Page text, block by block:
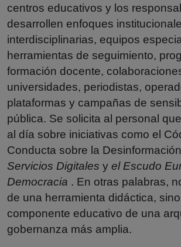
centros educativos y los
desarrollen enfoques
interdisciplinarias, equipos
herramientas de seguimiento,
formación docente,
universidades, periodistas,
plataformas y campañas de
pública. Se solicita al personal
al día sobre iniciativas como el
Conducta sobre la
Servicios Digitales y el Escudo
Democracia . En otras palabras,
de una herramienta didáctica,
componente educativo de una
gobernanza más amplia.